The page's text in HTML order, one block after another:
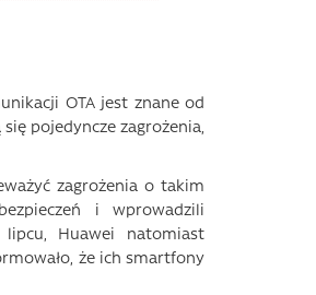
OTA jest znane od
pojedyncze zagrożenia,
zagrożenia o takim
i wprowadzili
lipcu, Huawei natomiast
że ich smartfony